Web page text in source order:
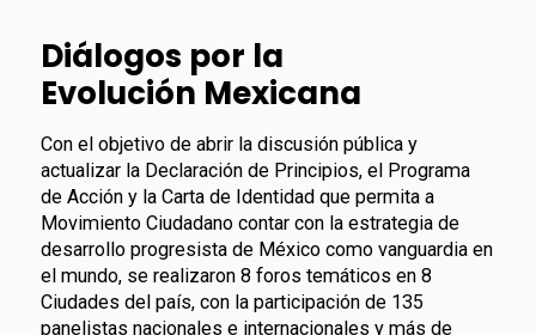
Diálogos por la
Evolución Mexicana
Con el objetivo de abrir la discusión pública y
actualizar la Declaración de Principios, el Programa
de Acción y la Carta de Identidad que permita a
Movimiento Ciudadano contar con la estrategia de
desarrollo progresista de México como vanguardia en
el mundo, se realizaron 8 foros temáticos en 8
Ciudades del país, con la participación de 135
panelistas nacionales e internacionales y más de